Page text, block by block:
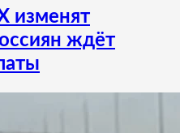
изменят
ждёт